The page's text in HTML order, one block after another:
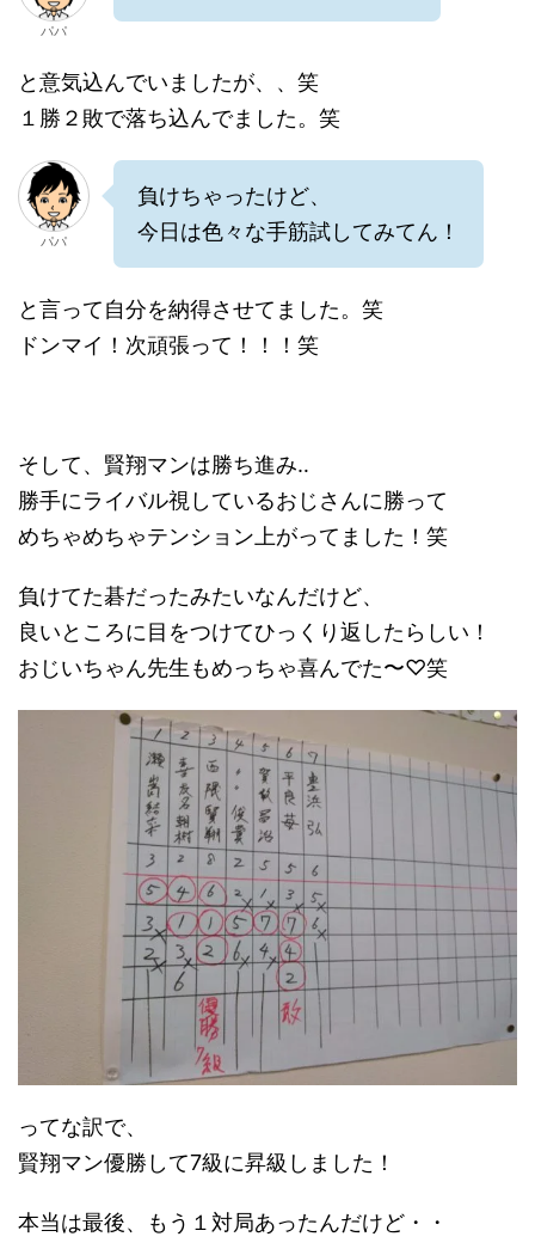
パパ
と意気込んでいましたが、、笑
１勝２敗で落ち込んでました。笑
パパ
負けちゃったけど、
今日は色々な手筋試してみてん！
と言って自分を納得させてました。笑
ドンマイ！次頑張って！！！笑
そして、賢翔マンは勝ち進み‥
勝手にライバル視しているおじさんに勝って
めちゃめちゃテンション上がってました！笑
負けてた碁だったみたいなんだけど、
良いところに目をつけてひっくり返したらしい！
おじいちゃん先生もめっちゃ喜んでた〜♡笑
ってな訳で、
賢翔マン優勝して7級に昇級しました！
本当は最後、もう１対局あったんだけど・・